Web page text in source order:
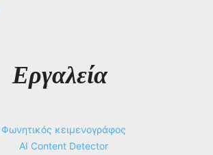
Εργαλεία
Φωνητικός κειμενογράφος
AI Content Detector